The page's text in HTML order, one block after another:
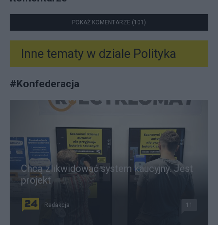
POKAŻ KOMENTARZE (101)
Inne tematy w dziale Polityka
#Konfederacja
Chcą zlikwidować system kaucyjny. Jest
projekt
Redakcja 11